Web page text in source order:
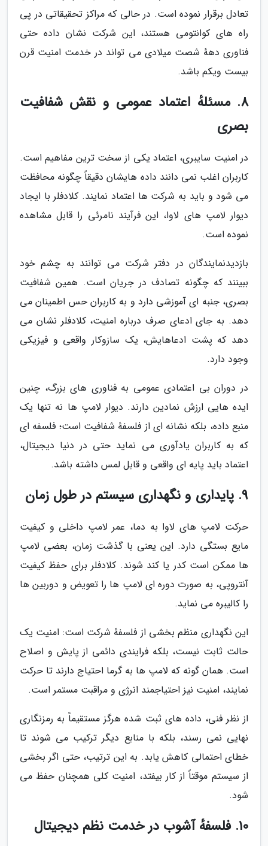
تعادل برقرار نموده است. در حالی که مراکز تحقیقاتی در پی
راه های کوانتومی هستند، این شرکت نشان داده حتی
فناوری دههٔ شصت میلادی می تواند در خدمت امنیت قرن
بیست ویکم باشد.
8. مسئلهٔ اعتماد عمومی و نقش شفافیت
بصری
در امنیت سایبری، اعتماد یکی از سخت ترین مفاهیم است.
کاربران اغلب نمی دانند داده هایشان دقیقاً چگونه محافظت
می شود و باید به شرکت ها اعتماد نمایند. کلادفلر با ایجاد
دیوار لامپ های لاوا، این فرآیند نامرئی را قابل مشاهده
نموده است.
بازدیدنمایندگان در دفتر شرکت می توانند به چشم خود
ببینند که چگونه تصادف در جریان است. همین شفافیت
بصری، جنبه ای آموزشی دارد و به کاربران حس اطمینان می
دهد. به جای ادعای صرف درباره امنیت، کلادفلر نشان می
دهد که پشت ادعاهایش، یک سازوکار واقعی و فیزیکی
وجود دارد.
در دوران بی اعتمادی عمومی به فناوری های بزرگ، چنین
ایده هایی ارزش نمادین دارند. دیوار لامپ ها نه تنها یک
منبع داده، بلکه نشانه ای از فلسفهٔ شفافیت است؛ فلسفه ای
که به کاربران یادآوری می نماید حتی در دنیا دیجیتال،
اعتماد باید پایه ای واقعی و قابل لمس داشته باشد.
9. پایداری و نگهداری سیستم در طول زمان
حرکت لامپ های لاوا به دما، عمر لامپ داخلی و کیفیت
مایع بستگی دارد. این یعنی با گذشت زمان، بعضی لامپ
ها ممکن است کدر یا کند شوند. کلادفلر برای حفظ کیفیت
آنتروپی، به صورت دوره ای لامپ ها را تعویض و دوربین ها
را کالیبره می نماید.
این نگهداری منظم بخشی از فلسفهٔ شرکت است: امنیت یک
حالت ثابت نیست، بلکه فرایندی دائمی از پایش و اصلاح
است. همان گونه که لامپ ها به گرما احتیاج دارند تا حرکت
نمایند، امنیت نیز احتیاجمند انرژی و مراقبت مستمر است.
از نظر فنی، داده های ثبت شده هرگز مستقیماً به رمزنگاری
نهایی نمی رسند، بلکه با منابع دیگر ترکیب می شوند تا
خطای احتمالی کاهش یابد. به این ترتیب، حتی اگر بخشی
از سیستم موقتاً از کار بیفتد، امنیت کلی همچنان حفظ می
شود.
10. فلسفهٔ آشوب در خدمت نظم دیجیتال